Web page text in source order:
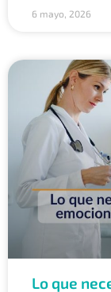
6 mayo, 2026
Lo que